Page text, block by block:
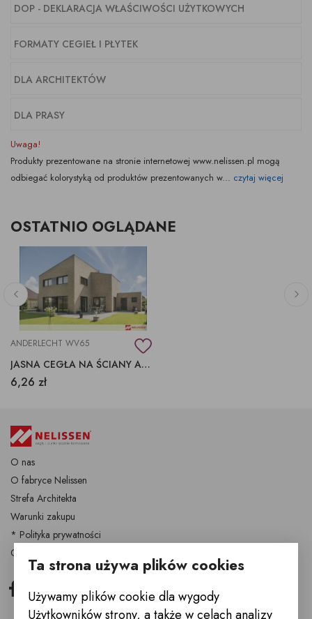
DOP - DEKLARACJA WŁAŚCIWOŚCI UŻYTKOWYCH
FORMATY CEGIEŁ I PŁYTEK
DLA ARCHITEKTÓW
DLA PRASY
Uwaga!
Produkty prezentowane na stronie internetowej www.nelissen.pl mogą
odbiegać kolorystyką od produktów prezentowanych w... czytaj więcej
OSTATNIO OGLĄDANE
ANDERLECHT WV65
JASNA CEGŁA NA ŚCIANY ANDERLECHT
6,26 zł
O nas
O fabryce Nelissen
Strefa Architekta
Warunki zakupu
* Polityka prywatności
Cegły i płytki Nelissen
Facebook
Ta strona używa plików cookies
Używamy plików cookie dla wygody
Użytkowników strony, a także w celach analizy